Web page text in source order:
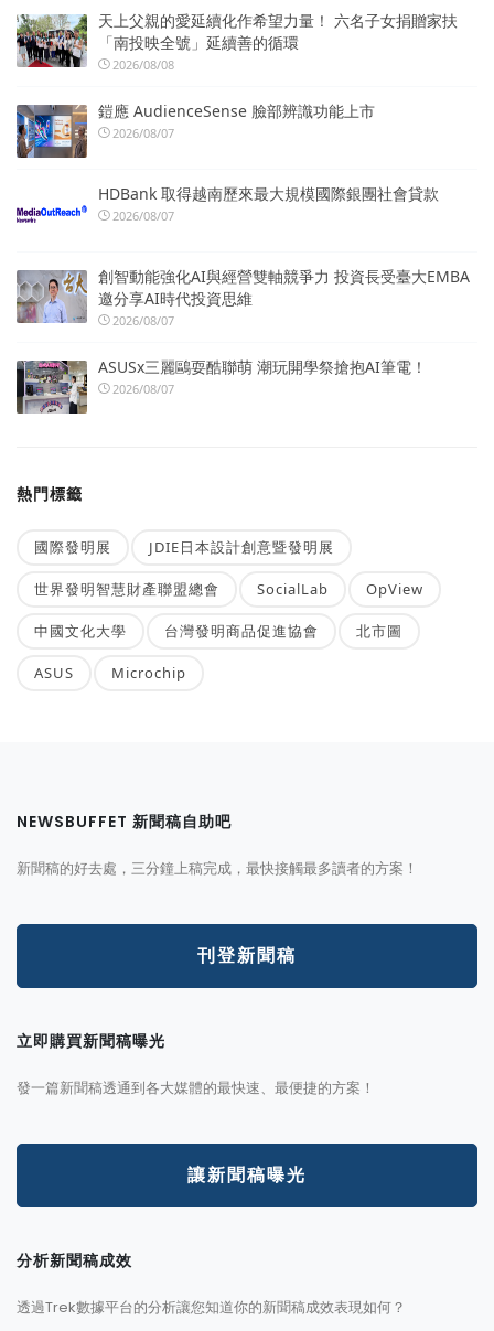
天上父親的愛延續化作希望力量！ 六名子女捐贈家扶
「南投映全號」延續善的循環
2026/08/08
鎧應 AudienceSense 臉部辨識功能上市
2026/08/07
HDBank 取得越南歷來最大規模國際銀團社會貸款
2026/08/07
創智動能強化AI與經營雙軸競爭力 投資長受臺大EMBA
邀分享AI時代投資思維
2026/08/07
ASUSx三麗鷗耍酷聯萌 潮玩開學祭搶抱AI筆電！
2026/08/07
熱門標籤
國際發明展 JDIE日本設計創意暨發明展
世界發明智慧財產聯盟總會 SocialLab OpView
中國文化大學 台灣發明商品促進協會 北市圖
ASUS Microchip
NEWSBUFFET 新聞稿自助吧
新聞稿的好去處，三分鐘上稿完成，最快接觸最多讀者的方案！
刊登新聞稿
立即購買新聞稿曝光
發一篇新聞稿透通到各大媒體的最快速、最便捷的方案！
讓新聞稿曝光
分析新聞稿成效
透過Trek數據平台的分析讓您知道你的新聞稿成效表現如何？